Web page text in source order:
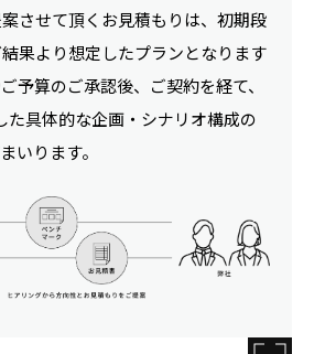
させて頂くお見積もりは、初期段
果より想定したプランとなります
予算のご承認後、ご契約を経て、
た具体的な企画・シナリオ構成の
いります。